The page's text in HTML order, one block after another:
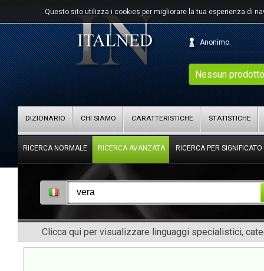
Questo sito utilizza i cookies per migliorare la tua esperienza di
Nessun
Anonimo
DIZIONARIO CHI SIAMO CARATTERISTICHE STATISTICHE
RICERCA NORMALE RICERCA AVANZATA RICERCA PER SIGNIFICATO
Clicca qui per visualizzare linguaggi specialistici,